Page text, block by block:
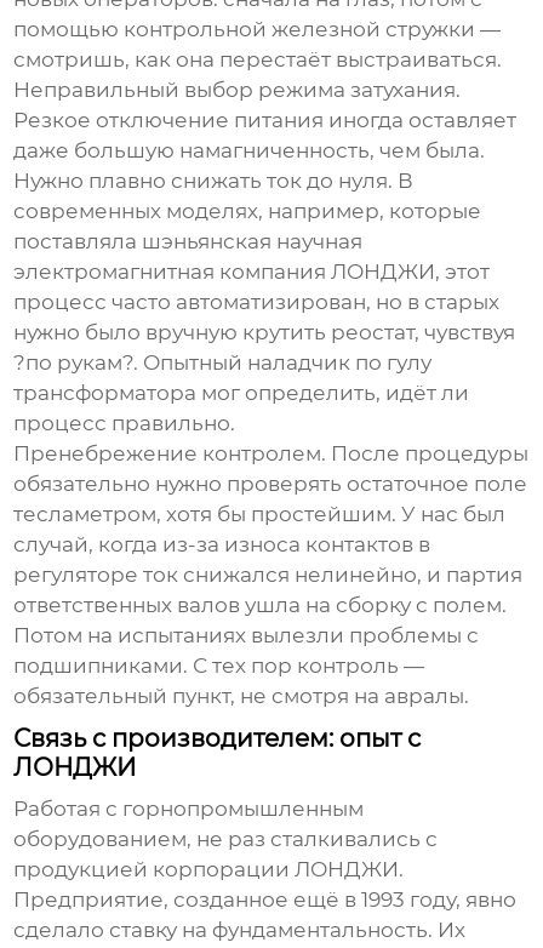
помощью контрольной железной стружки —
смотришь, как она перестаёт выстраиваться.
Неправильный выбор режима затухания.
Резкое отключение питания иногда оставляет
даже большую намагниченность, чем была.
Нужно плавно снижать ток до нуля. В
современных моделях, например, которые
поставляла шэньянская научная
электромагнитная компания ЛОНДЖИ, этот
процесс часто автоматизирован, но в старых
нужно было вручную крутить реостат, чувствуя
?по рукам?. Опытный наладчик по гулу
трансформатора мог определить, идёт ли
процесс правильно.
Пренебрежение контролем. После процедуры
обязательно нужно проверять остаточное поле
тесламетром, хотя бы простейшим. У нас был
случай, когда из-за износа контактов в
регуляторе ток снижался нелинейно, и партия
ответственных валов ушла на сборку с полем.
Потом на испытаниях вылезли проблемы с
подшипниками. С тех пор контроль —
обязательный пункт, не смотря на авралы.
Связь с производителем: опыт с
ЛОНДЖИ
Работая с горнопромышленным
оборудованием, не раз сталкивались с
продукцией корпорации ЛОНДЖИ.
Предприятие, созданное ещё в 1993 году, явно
сделало ставку на фундаментальность. Их